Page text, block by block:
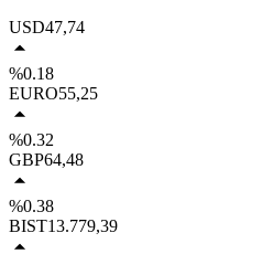
USD47,74
%0.18
EURO55,25
%0.32
GBP64,48
%0.38
BIST13.779,39